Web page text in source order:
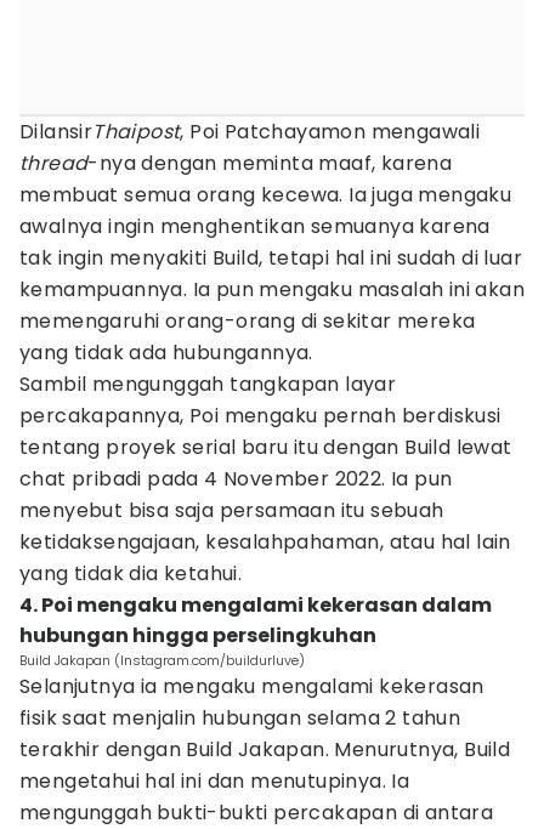
DilansirThaipost, Poi Patchayamon mengawali
thread-nya dengan meminta maaf, karena
membuat semua orang kecewa. Ia juga mengaku
awalnya ingin menghentikan semuanya karena
tak ingin menyakiti Build, tetapi hal ini sudah di luar
kemampuannya. Ia pun mengaku masalah ini akan
memengaruhi orang-orang di sekitar mereka
yang tidak ada hubungannya.
Sambil mengunggah tangkapan layar
percakapannya, Poi mengaku pernah berdiskusi
tentang proyek serial baru itu dengan Build lewat
chat pribadi pada 4 November 2022. Ia pun
menyebut bisa saja persamaan itu sebuah
ketidaksengajaan, kesalahpahaman, atau hal lain
yang tidak dia ketahui.
4. Poi mengaku mengalami kekerasan dalam
hubungan hingga perselingkuhan
Build Jakapan (Instagram.com/buildurluve)
Selanjutnya ia mengaku mengalami kekerasan
fisik saat menjalin hubungan selama 2 tahun
terakhir dengan Build Jakapan. Menurutnya, Build
mengetahui hal ini dan menutupinya. Ia
mengunggah bukti-bukti percakapan di antara